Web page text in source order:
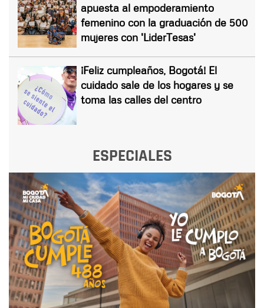
apuesta al empoderamiento
femenino con la graduación de 500
mujeres con 'LiderTesas'
¡Feliz cumpleaños, Bogotá! El
cuidado sale de los hogares y se
toma las calles del centro
ESPECIALES